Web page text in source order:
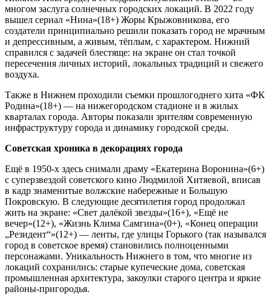
многом заслуга солнечных городских локаций. В 2022 году
вышел сериал «Нина»(18+) Жоры Крыжовникова, его
создатели принципиально решили показать город не мрачным
и депрессивным, а живым, тёплым, с характером. Нижний
справился с задачей блестяще: на экране он стал точкой
пересечения личных историй, локальных традиций и свежего
воздуха.
Также в Нижнем проходили съемки прошлогоднего хита «ФК
Родина»(18+) — на нижегородском стадионе и в жилых
кварталах города. Авторы показали зрителям современную
инфраструктуру города и динамику городской среды.
Советская хроника в декорациях города
Ещё в 1950‑х здесь снимали драму «Екатерина Воронина»(6+)
с суперзвездой советского кино Людмилой Хитяевой, вписав
в кадр знаменитые волжские набережные и Большую
Покровскую. В следующие десятилетия город продолжал
жить на экране: «Свет далёкой звезды»(16+), «Ещё не
вечер»(12+), «Жизнь Клима Самгина»(0+), «Конец операции
„Резидент“»(12+) — ленты, где улицы Горького (так назывался
город в советское время) становились полноценными
персонажами. Уникальность Нижнего в том, что многие из
локаций сохранились: старые купеческие дома, советская
промышленная архитектура, закоулки старого центра и яркие
районы-пригородья.